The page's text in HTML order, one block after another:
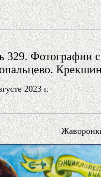
329. Фотографии
2023 г.